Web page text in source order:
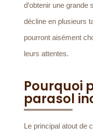
d’obtenir une grande
décline en plusieurs
pourront aisément
leurs attentes.
Pourquoi
parasol
Le principal atout de